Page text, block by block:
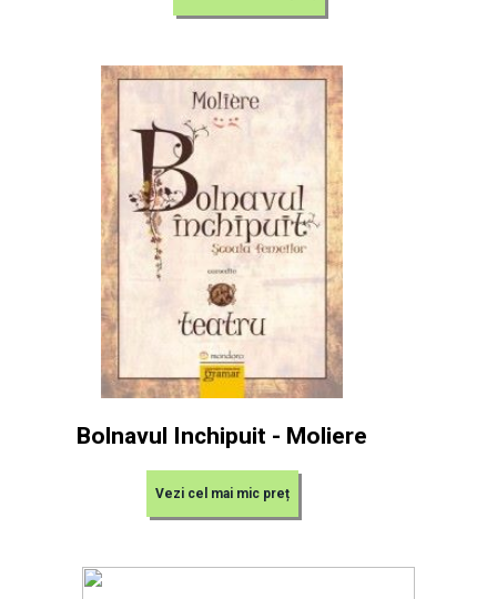
Bolnavul Inchipuit - Moliere
Vezi cel mai mic preț